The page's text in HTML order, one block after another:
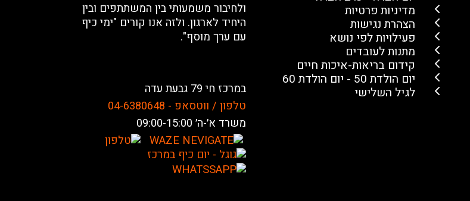
מדיניות פרטיות
הצהרת נגישות
פעילויות לפי נושא
מתנות לעובדים
קידום בריאות-איכות חיים
יום הולדת 50 - יום הולדת 60
לגיל השלישי
ולחיבור משמעותי בין המשתתפים ובין
היחיד לארגון. ולזה אנו קורים "ימי כיף
עם ערך מוסף".
במרכז חי 79 גבעת עדה
טלפון / ווטסאפ - 04-6380648
משרד א׳-ה׳ 09:00-15:00